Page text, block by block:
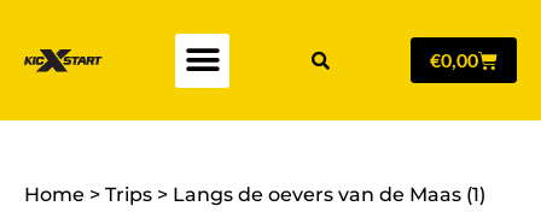
€0,00
Home > Trips > Langs de oevers van de Maas (1)